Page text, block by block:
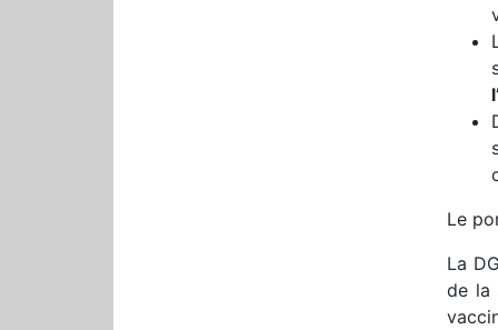
Le
La
de la